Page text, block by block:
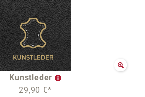
Kunstleder
29,90 €*